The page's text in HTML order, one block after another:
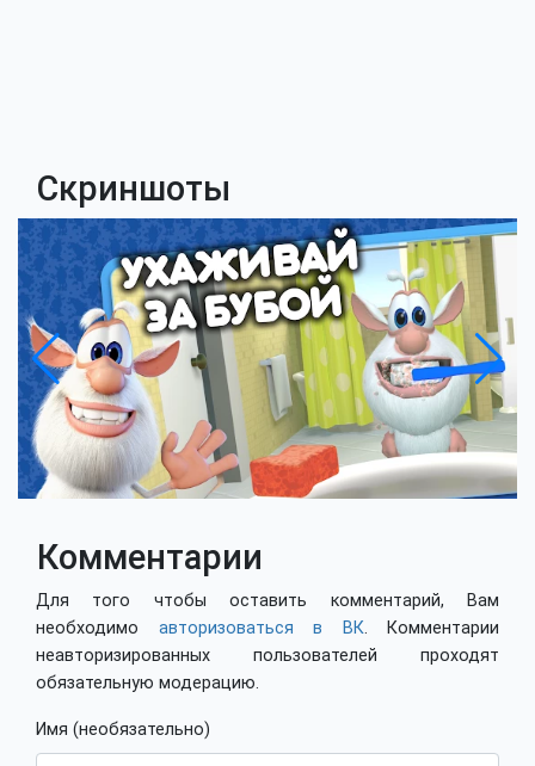
Скриншоты
Комментарии
Для того чтобы оставить комментарий, Вам
необходимо авторизоваться в ВК. Комментарии
неавторизированных пользователей проходят
обязательную модерацию.
Имя (необязательно)